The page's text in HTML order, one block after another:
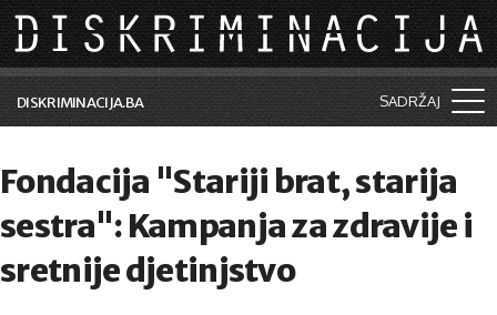
Skip to main content
DISKRIMINACIJA.BA SADRŽAJ
Vijesti i događaji
Aktuelne teme
Kolumne
Fondacija "Stariji brat, starija
sestra": Kampanja za zdravije i
sretnije djetinjstvo